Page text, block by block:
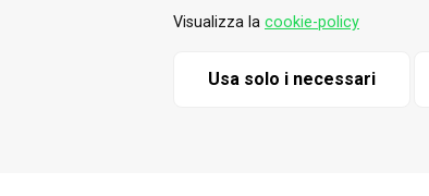
Visualizza la cookie-policy
Usa solo i necessari